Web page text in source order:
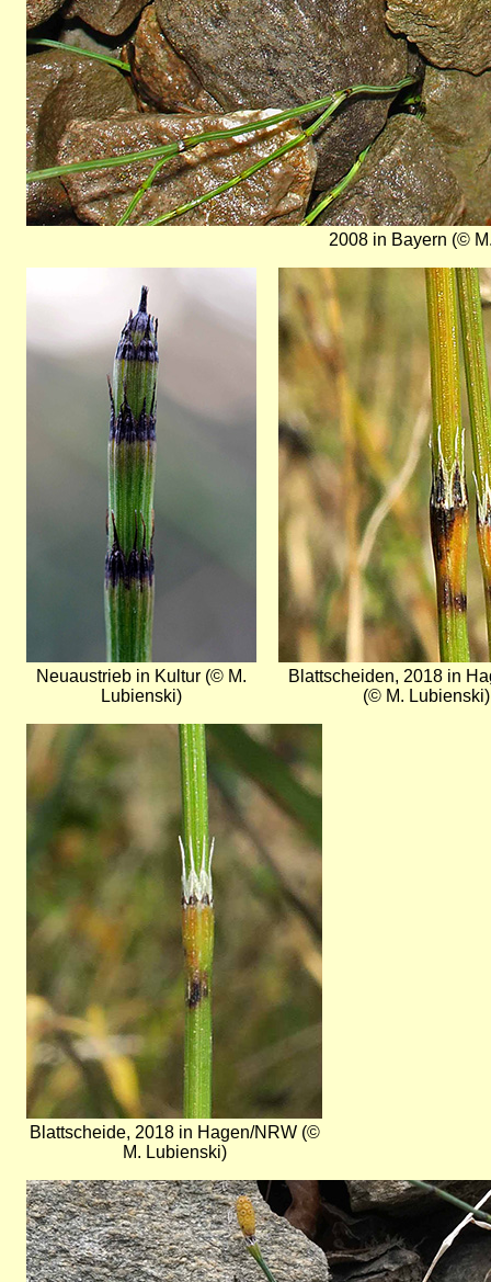
2008 in Bayern (©
Neuaustrieb in Kultur (© M.
Lubienski)
Blattscheiden, 2018 in
(© M. Lubienski)
Bild
Blattscheide, 2018 in Hagen/NRW (©
M. Lubienski)
Bild